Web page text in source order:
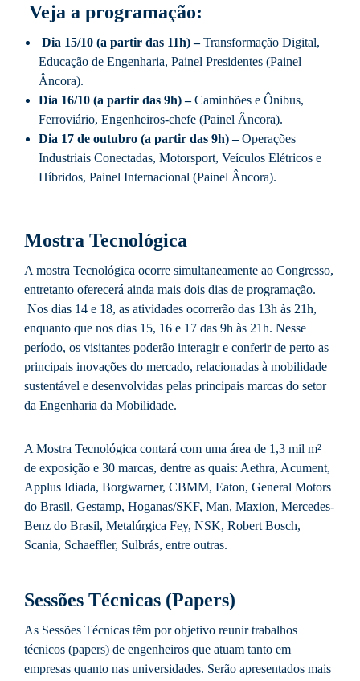
Veja a programação:
Dia 15/10 (a partir das 11h) –Transformação Digital,
Educação de Engenharia, Painel Presidentes (Painel
Âncora).
Dia 16/10 (a partir das 9h) –Caminhões e Ônibus,
Ferroviário, Engenheiros-chefe (Painel Âncora).
Dia 17 de outubro (a partir das 9h) –Operações
Industriais Conectadas, Motorsport, Veículos Elétricos e
Híbridos, Painel Internacional (Painel Âncora).
Mostra Tecnológica
A mostra Tecnológica ocorre simultaneamente ao Congresso,
entretanto oferecerá ainda mais dois dias de programação.
Nos dias 14 e 18, as atividades ocorrerão das 13h às 21h,
enquanto que nos dias 15, 16 e 17 das 9h às 21h. Nesse
período, os visitantes poderão interagir e conferir de perto as
principais inovações do mercado, relacionadas à mobilidade
sustentável e desenvolvidas pelas principais marcas do setor
da Engenharia da Mobilidade.
A Mostra Tecnológica contará com uma área de 1,3 mil m²
de exposição e 30 marcas, dentre as quais: Aethra, Acument,
Applus Idiada, Borgwarner, CBMM, Eaton, General Motors
do Brasil, Gestamp, Hoganas/SKF, Man, Maxion, Mercedes-
Benz do Brasil, Metalúrgica Fey, NSK, Robert Bosch,
Scania, Schaeffler, Sulbrás, entre outras.
Sessões Técnicas (Papers)
As Sessões Técnicas têm por objetivo reunir trabalhos
técnicos (papers) de engenheiros que atuam tanto em
empresas quanto nas universidades. Serão apresentados mais